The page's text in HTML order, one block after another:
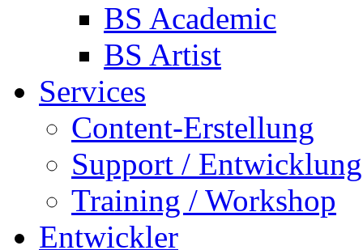
BS Academic
BS Artist
Services
Content-Erstellung
Support / Entwicklung
Training / Workshop
Entwickler